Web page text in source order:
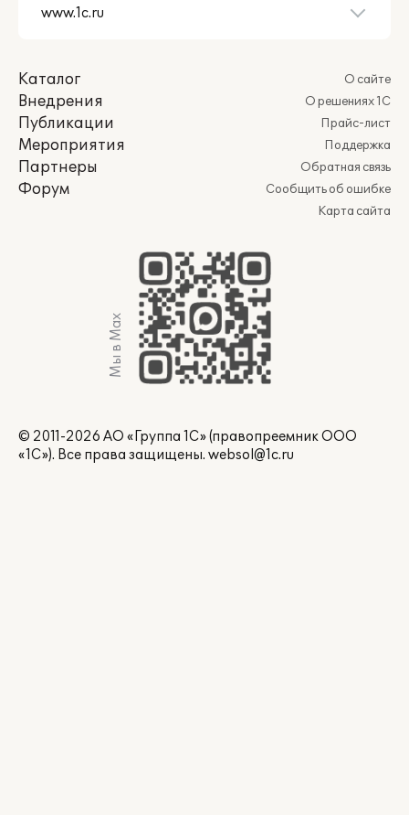
Каталог
Внедрения
Публикации
Мероприятия
Партнеры
Форум
О сайте
О решениях 1С
Прайс-лист
Поддержка
Обратная связь
Сообщить об ошибке
Карта сайта
Мы в Max
© 2011-2026 АО «Группа 1С» (правопреемник ООО
«1С»). Все права защищены. websol@1c.ru